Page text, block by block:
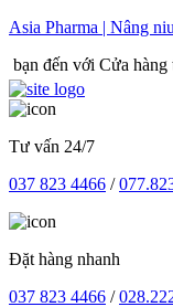
Skip
content
Asia Pharma | Nâng
với Cửa hàng trực
Tư vấn 24/7
037 823 4466 /
Đặt hàng nhanh
037 823 4466 /